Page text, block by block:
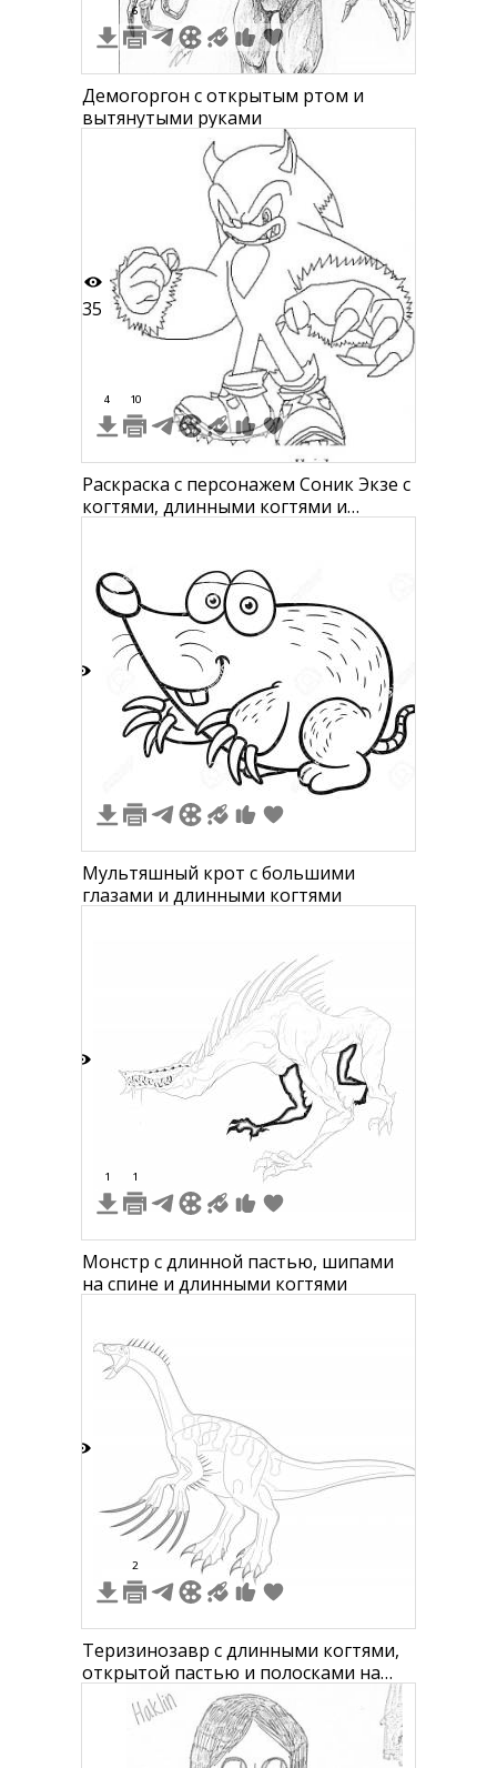
6
Демогоргон с открытым ртом и
вытянутыми руками
35
4 10
Раскраска с персонажем Соник Экзе с
когтями, длинными когтями и
Мультяшный крот с большими
глазами и длинными когтями
1 1
Монстр с длинной пастью, шипами
на спине и длинными когтями
2
Теризинозавр с длинными когтями,
открытой пастью и полосками на